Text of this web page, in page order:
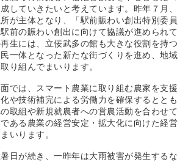
していきたいと考えています。昨年７月、
が主体となり、「駅前賑わい創出特別委員
前の賑わい創出に向けて協議が進められて
生には、立佞武多の館も大きな役割を持つ
一体となった新たな街づくりを進め、地域
り組んでまいります。
では、スマート農業に取り組む農家を支援
や技術補完による労働力を確保するととも
取組や新規就農者への営農活動を合わせて
ある農業の経営安定・拡大化に向けた経営
いります。
日が続き、一昨年は大雨被害が発生するな